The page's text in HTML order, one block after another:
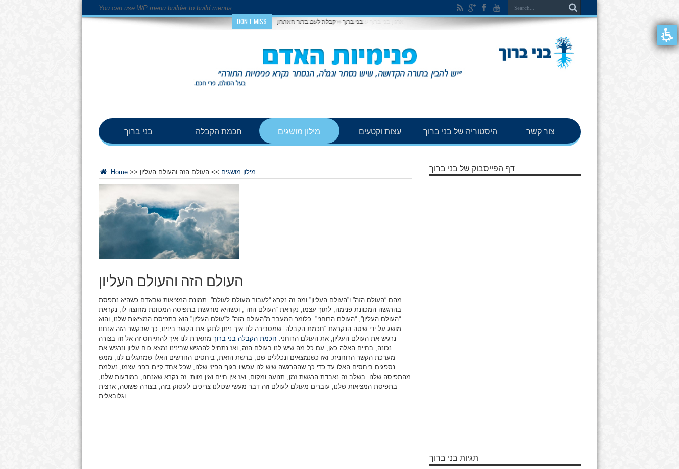
You can use WP menu builder to build menus
DON'T MISS בני ברוך – קבלה לעם בדור האחרון
בני ברוך חכמת הקבלה מילון מושגים עצות וקטעים היסטוריה של בני ברוך צור קשר
Home >> מילון מושגים >>העולם הזה והעולם העליון
העולם הזה והעולם העליון
מהם “העולם הזה” ו”העולם העליון” ומה זה נקרא “לעבור מעולם לעולם”. תמונת המציאות שבאדם כשהיא נתפסת
בהרגשה המכוונת פנימה, לתוך עצמו, נקראת “העולם הזה”, וכשהיא מורגשת בתפיסה המכוונת מחוצה לו, נקראת
“העולם העליון”, “העולם הרוחני”. כלומר המעבר מ”העולם הזה” ל”עולם העליון” הוא בתפיסת המציאות שלנו, והוא
מושג על ידי שיטה הנקראת “חכמת הקבלה” שמסבירה לנו איך ניתן לתקן את הקשר בינינו, כך שבקשר הזה אנחנו
נרגיש את העולם העליון, את העולם הרוחני. חכמת הקבלה בני ברוך מתארת לנו איך להתייחס זה אל זה בצורה
נכונה, בחיים האלה כאן, עם כל מה שיש לנו בעולם הזה, ואז נתחיל להרגיש שבינינו נמצא כוח עליון ונרגיש את
מערכת הקשר הרוחנית.ואז כשנמצאים ונכללים שם, ברשת הזאת, ביחסים החדשים האלו שמתגלים לנו, ממש
נספגים ביחסים האלו עד כדי כך שההרגשה שיש לנו עכשיו בגוף הפיזי שלנו, שכל אחד קיים בפני עצמו, נעלמת
מהתפיסה שלנו. בשלב זה נאבדת הרגשת זמן, תנועה ומקום, ואז אין חיים ואין מוות. זה נקרא שאנחנו, במודעות שלנו,
בתפיסת המציאות שלנו, עוברים מעולם לעולם וזה דבר מעשי שכולנו צריכים לעסוק בזה, בצורה פשוטה, ארצית
וגלובאלית.
דף הפייסבוק של בני ברוך
תגיות בני ברוך